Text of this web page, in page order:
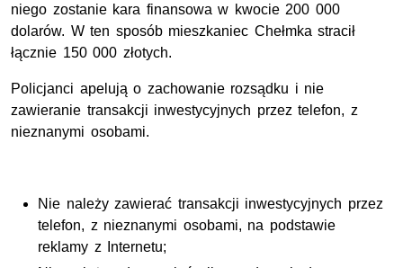
niego zostanie kara finansowa w kwocie 200 000
dolarów. W ten sposób mieszkaniec Chełmka stracił
łącznie 150 000 złotych.
Policjanci apelują o zachowanie rozsądku i nie
zawieranie transakcji inwestycyjnych przez telefon, z
nieznanymi osobami.
Nie należy zawierać transakcji inwestycyjnych przez
telefon, z nieznanymi osobami, na podstawie
reklamy z Internetu;